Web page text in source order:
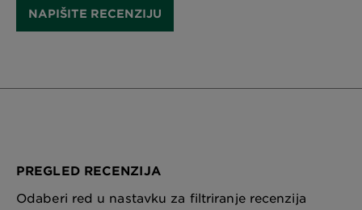
NAPIŠITE RECENZIJU
PREGLED RECENZIJA
Odaberi red u nastavku za filtriranje recenzija